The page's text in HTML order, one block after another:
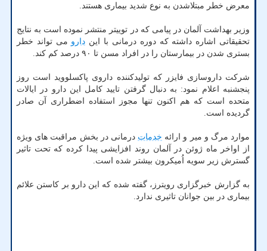
معرض خطر مبتلاشدن به نوع شدید بیماری هستند.
وزیر بهداشت آلمان در پیامی که در توییتر منتشر نموده است به نتایج
تحقیقاتی اشاره داشته که دوره درمانی با این دارو می تواند خطر
بستری شدن در بیمارستان را در افراد مسن تا ۹۰ درصد کم کند.
شرکت داروسازی فایزر که تولیدکننده داروی پاکسلووید است روز
پنجشنبه اعلام نمود: به دنبال گرفتن تایید کامل این دارو در ایالات
متحده است که هم اکنون تنها مجوز استفاده اضطراری آن صادر
گردیده است.
موارد مرگ و میر و ارائه خدمات درمانی در بخش مراقبت های ویژه
از اواخر ماه ژوئن در آلمان روند افزایشی پیدا کرده که تحت تاثیر
گسترش زیر سویه اُمیکرون بیشتر شده است.
به گزارش خبرگزاری رویترز، گفته شده که این دارو بر کاستن علائم
بیماری در بین جوانان تاثیری ندارد.